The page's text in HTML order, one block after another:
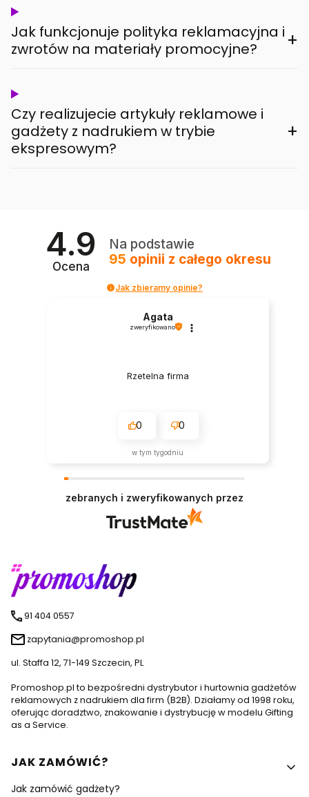
Jak funkcjonuje polityka reklamacyjna i
zwrotów na materiały promocyjne?
+
Czy realizujecie artykuły reklamowe i
gadżety z nadrukiem w trybie
ekspresowym?
+
4.9
Ocena
Na podstawie
95 opinii z całego okresu
Jak zbieramy opinie?
Agata
zweryfikowano
Rzetelna firma
0 0
w tym tygodniu
zebranych i zweryfikowanych przez
91 404 0557
zapytania@promoshop.pl
ul. Staffa 12, 71-149 Szczecin, PL
Promoshop.pl to bezpośredni dystrybutor i hurtownia gadżetów
reklamowych z nadrukiem dla firm (B2B). Działamy od 1998 roku,
oferując doradztwo, znakowanie i dystrybucję w modelu Gifting
as a Service.
Linki w stopce
JAK ZAMÓWIĆ?
Jak zamówić gadżety?